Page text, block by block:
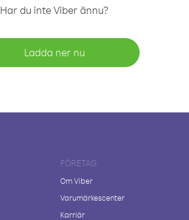
Har du inte Viber ännu?
Ladda ner nu
FÖRETAG
Om Viber
Varumärkescenter
Karriär